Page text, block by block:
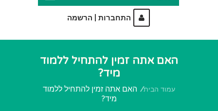
התחברות הרשמה
האם אתה זמין להתחיל ללמוד
מיד?
עמוד הבית
האם אתה זמין להתחיל ללמוד
מיד?